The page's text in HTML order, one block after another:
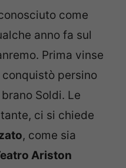
come
anno fa sul
Prima vinse
persino
Soldi. Le
ci si chiede
, come sia
Ariston